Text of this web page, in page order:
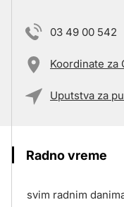
03 49 00 542
Koordinate za
Uputstva za
Radno vreme
svim radnim